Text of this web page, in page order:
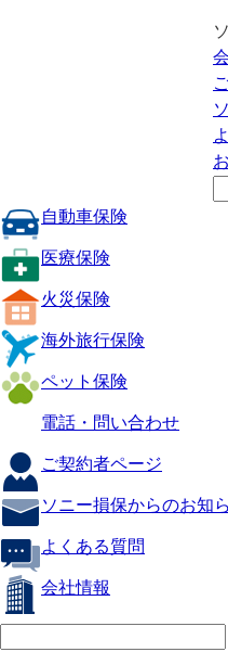
自動車保険
医療保険
火災保険
海外旅行保険
ペット保険
電話・問い合わせ
ご契約者ページ
ソニー損保からのお知
よくある質問
会社情報